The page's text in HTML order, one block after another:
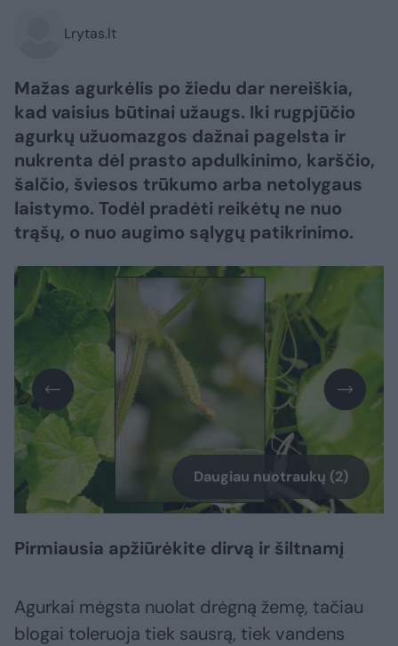
Lrytas.lt
Mažas agurkėlis po žiedu dar nereiškia,
kad vaisius būtinai užaugs. Iki rugpjūčio
agurkų užuomazgos dažnai pagelsta ir
nukrenta dėl prasto apdulkinimo, karščio,
šalčio, šviesos trūkumo arba netolygaus
laistymo. Todėl pradėti reikėtų ne nuo
trąšų, o nuo augimo sąlygų patikrinimo.
Daugiau nuotraukų (2)
Pirmiausia apžiūrėkite dirvą ir šiltnamį
Agurkai mėgsta nuolat drėgną žemę, tačiau
blogai toleruoja tiek sausrą, tiek vandens